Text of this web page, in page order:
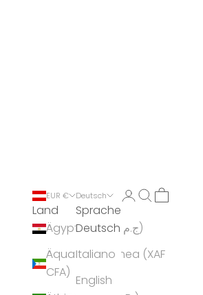
EUR €
Land
Ägypten (EGP ج.م)
Äquatorialguinea (XAF
CFA)
Deutsch
Sprache
Deutsch
Italiano
English
Anmelden
Suchen